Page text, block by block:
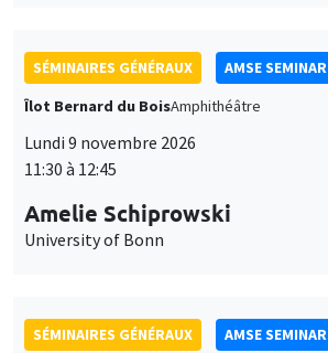
SÉMINAIRES GÉNÉRAUX
AMSE SEMINAR
Îlot Bernard du BoisAmphithéâtre
Lundi 9 novembre 2026
11:30 à 12:45
Amelie Schiprowski
University of Bonn
SÉMINAIRES GÉNÉRAUX
AMSE SEMINAR